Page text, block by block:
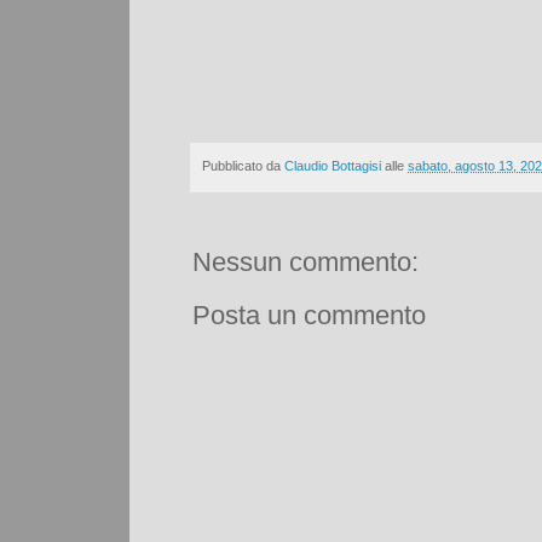
Pubblicato da Claudio Bottagisi alle sabato, agosto 13,
Nessun commento:
Posta un commento